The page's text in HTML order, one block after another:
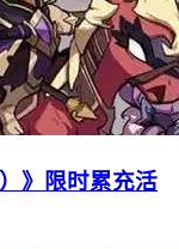
》限时累充活